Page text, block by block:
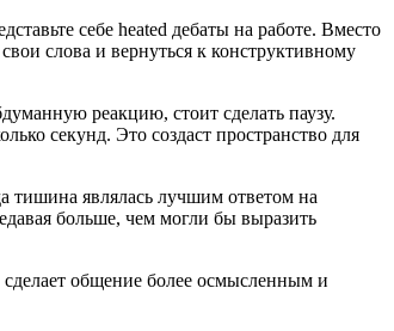
себе heated дебаты на работе. Вместо
слова и вернуться к конструктивному
реакцию, стоит сделать паузу.
секунд. Это создаст пространство для
тишина являлась лучшим ответом на
больше, чем могли бы выразить
общение более осмысленным и